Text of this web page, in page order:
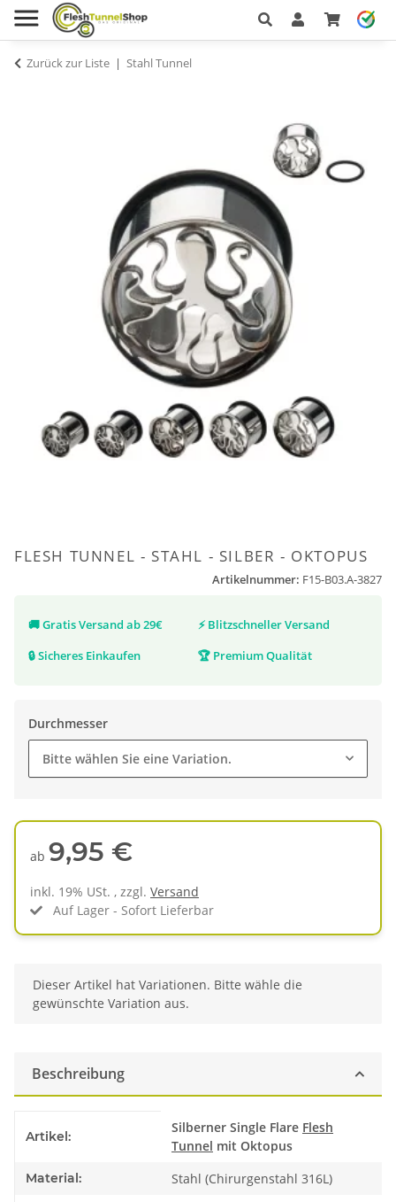
Zurück zur Liste Stahl Tunnel
FLESH TUNNEL - STAHL - SILBER - OKTOPUS
Artikelnummer: F15-B03.A-3827
🚚Gratis Versand ab 29€ ⚡ Blitzschneller Versand
🔒Sicheres Einkaufen 🏆 Premium Qualität
Durchmesser
Bitte wählen Sie eine Variation.
ab 9,95 €
inkl. 19% USt. , zzgl. Versand
Auf Lager - Sofort Lieferbar
x
Dieser Artikel hat Variationen. Bitte wähle die
gewünschte Variation aus.
Beschreibung
Artikel:
Silberner Single Flare Flesh
Tunnel mit Oktopus
Material: Stahl (Chirurgenstahl 316L)